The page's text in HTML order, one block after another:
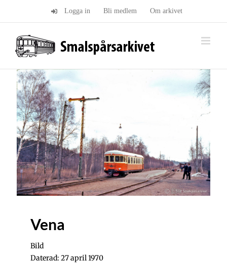
Logga in Bli medlem Om arkivet
Vena
Bild
Daterad: 27 april 1970